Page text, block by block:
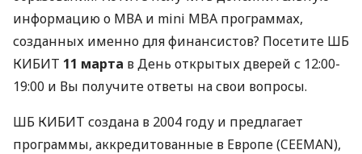
информацию о МВА и mini MBA программах,
созданных именно для финансистов? Посетите ШБ
КИБИТ 11 марта в День открытых дверей с 12:00-
19:00 и Вы получите ответы на свои вопросы.
ШБ КИБИТ создана в 2004 году и предлагает
программы, аккредитованные в Европе (CEEMAN),